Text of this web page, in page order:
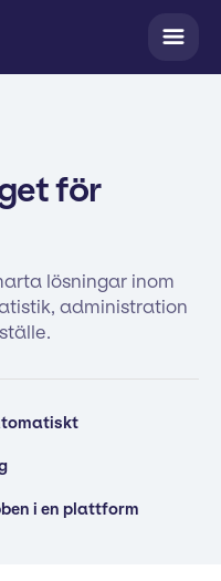
för
lösningar inom
administration
i en plattform